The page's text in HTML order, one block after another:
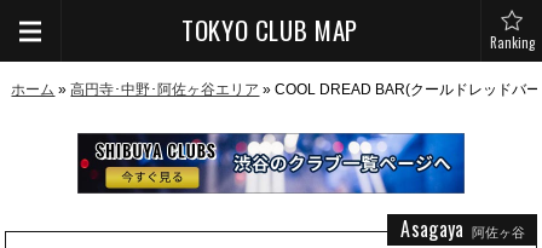
TOKYO CLUB MAP Ranking
ホーム »高円寺･中野･阿佐ヶ谷エリア » COOL DREAD BAR(クールドレッドバ
Asagaya 阿佐ヶ谷